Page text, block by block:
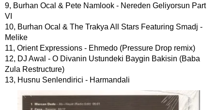
9, Burhan Ocal & Pete Namlook - Nereden Geliyorsun Part
VI
10, Burhan Ocal & The Trakya All Stars Featuring Smadj -
Melike
11, Orient Expressions - Ehmedo (Pressure Drop remix)
12, DJ Awal - O Divanin Ustundeki Baygin Bakisin (Baba
Zula Restructure)
13, Husnu Senlendirici - Harmandali